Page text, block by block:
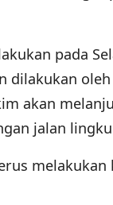
pada
oleh
akan
jalan